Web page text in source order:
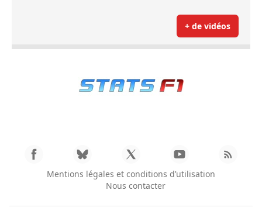
+ de vidéos
Mentions légales et conditions d’utilisation
Nous contacter